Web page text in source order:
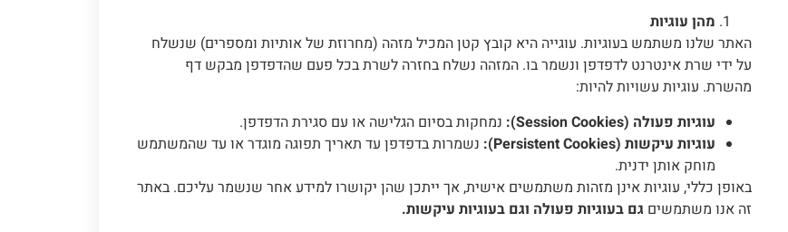
מהן עוגיות
האתר שלנו משתמש בעוגיות. עוגייה היא קובץ קטן המכיל מזהה (מחרוזת של אותיות ומספרים) שנשלח
על ידי שרת אינטרנט לדפדפן ונשמר בו. המזהה נשלח בחזרה לשרת בכל פעם שהדפדפן מבקש דף
מהשרת. עוגיות עשויות להיות:
עוגיות פעולה (Session Cookies):
נמחקות בסיום הגלישה או עם סגירת הדפדפן.
עוגיות עיקשות (Persistent Cookies):
נשמרות בדפדפן עד תאריך תפוגה מוגדר או עד שהמשתמש
מוחק אותן ידנית.
באופן כללי, עוגיות אינן מזהות משתמשים אישית, אך ייתכן שהן יקושרו למידע אחר שנשמר עליכם. באתר
זה אנו משתמשים גם בעוגיות פעולה וגם בעוגיות עיקשות.